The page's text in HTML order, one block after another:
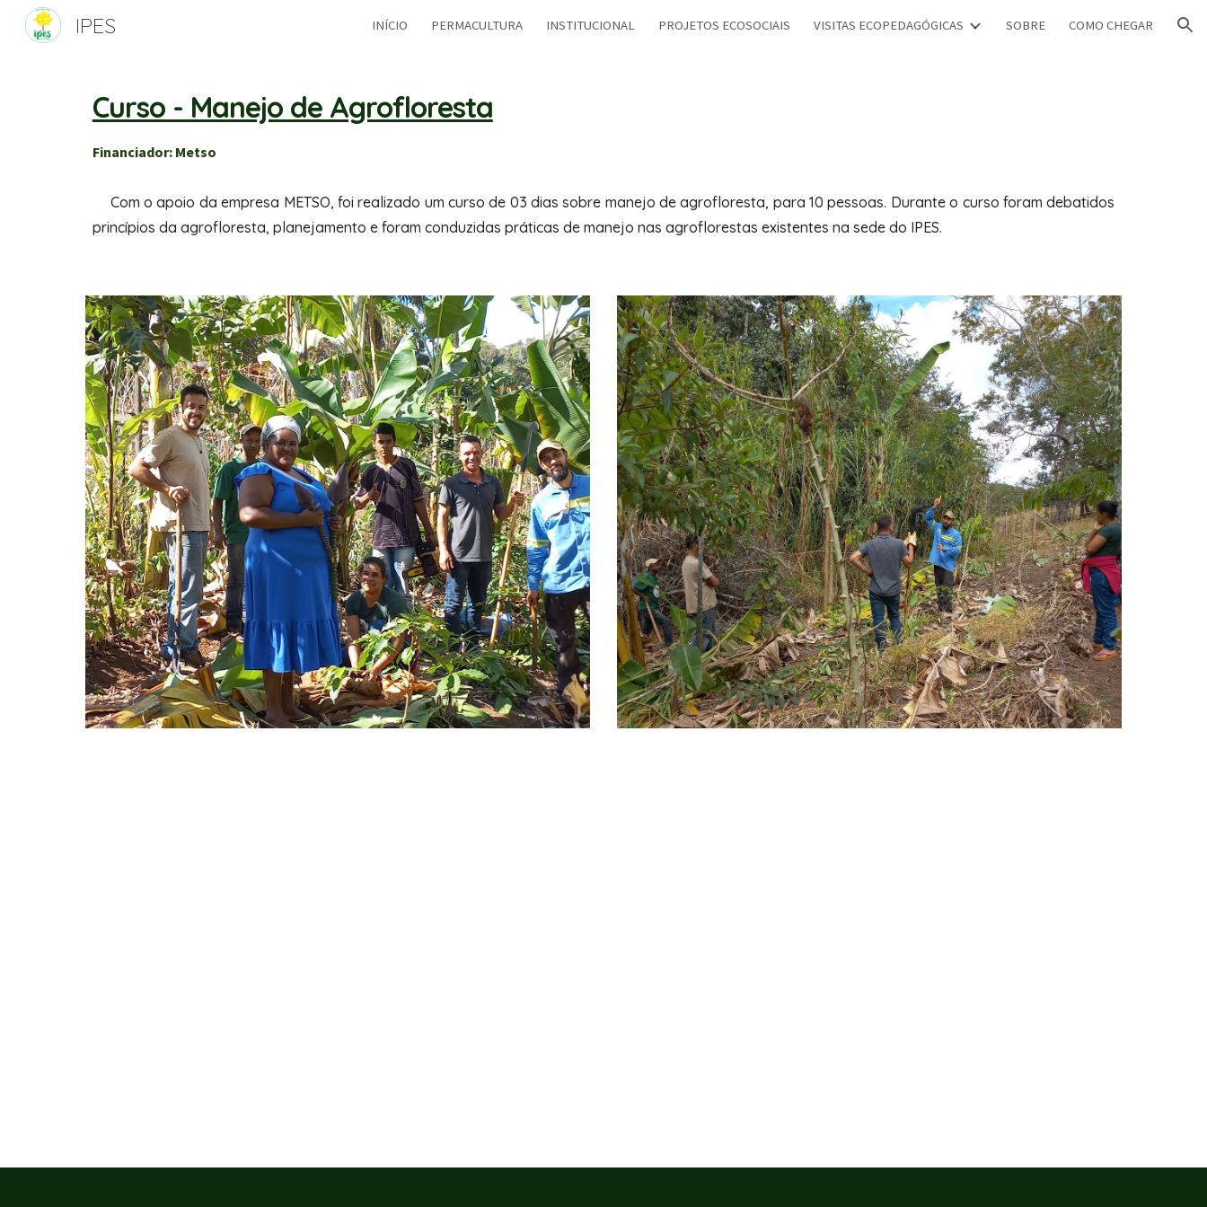
Skip to main content Skip to navigation
IPES INÍCIO PERMACULTURA INSTITUCIONAL PROJETOS ECOSOCIAIS VISITAS ECOPEDAGÓGICAS SOBRE COMO CHEGAR
Curso - Manejo de Agrofloresta
Financiador: Metso
Com o apoio da empresa METSO, foi realizado um curso de 03 dias sobre manejo de agrofloresta, para 10 pessoas. Durante o curso foram debatidos
princípios da agrofloresta, planejamento e foram conduzidas práticas de manejo nas agroflorestas existentes na sede do IPES.